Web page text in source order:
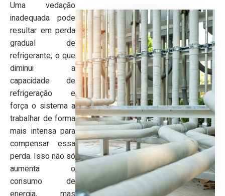
Uma vedação
inadequada pode
resultar em perda
gradual de
refrigerante, o que
diminui a
capacidade de
refrigeração e
força o sistema a
trabalhar de forma
mais intensa para
compensar essa
perda. Isso não só
aumenta o
consumo de